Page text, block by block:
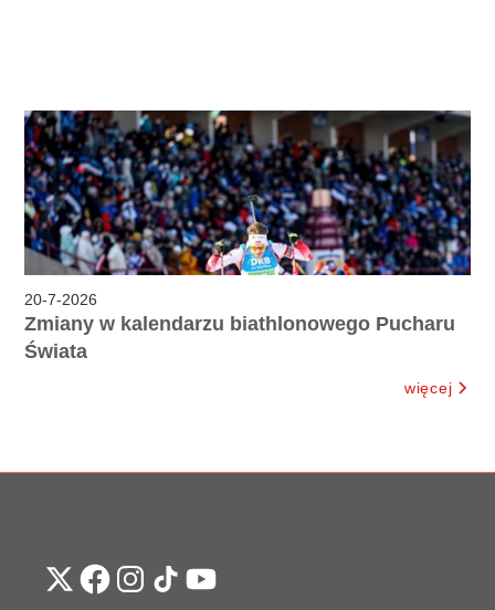
20-7-2026
Zmiany w kalendarzu biathlonowego Pucharu
Świata
więcej